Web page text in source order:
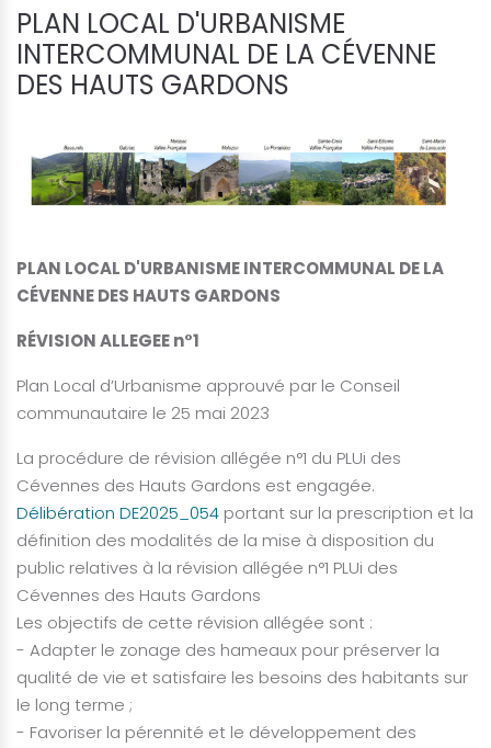
PLAN LOCAL D'URBANISME
INTERCOMMUNAL DE LA CÉVENNE
DES HAUTS GARDONS
PLAN LOCAL D'URBANISME INTERCOMMUNAL DE LA
CÉVENNE DES HAUTS GARDONS
RÉVISION ALLEGEE n°1
Plan Local d’Urbanisme approuvé par le Conseil
communautaire le 25 mai 2023
La procédure de révision allégée n°1 du PLUi des
Cévennes des Hauts Gardons est engagée.
Délibération DE2025_054 portant sur la prescription et la
définition des modalités de la mise à disposition du
public relatives à la révision allégée n°1 PLUi des
Cévennes des Hauts Gardons
Les objectifs de cette révision allégée sont :
- Adapter le zonage des hameaux pour préserver la
qualité de vie et satisfaire les besoins des habitants sur
le long terme ;
- Favoriser la pérennité et le développement des